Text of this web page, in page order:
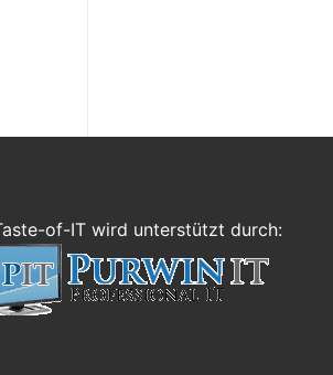
of-IT wird unterstützt durch: